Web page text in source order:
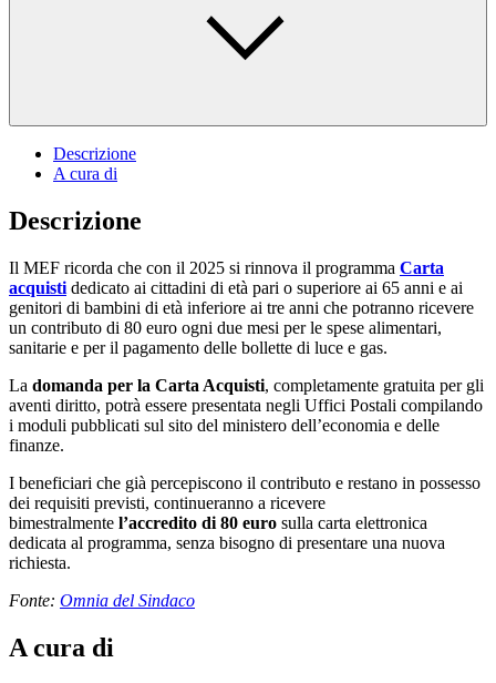
Descrizione
A cura di
Descrizione
Il MEF ricorda che con il 2025 si rinnova il programma Carta
acquisti dedicato ai cittadini di età pari o superiore ai 65 anni e ai
genitori di bambini di età inferiore ai tre anni che potranno ricevere
un contributo di 80 euro ogni due mesi per le spese alimentari,
sanitarie e per il pagamento delle bollette di luce e gas.
La domanda per la Carta Acquisti, completamente gratuita per gli
aventi diritto, potrà essere presentata negli Uffici Postali compilando
i moduli pubblicati sul sito del ministero dell’economia e delle
finanze.
I beneficiari che già percepiscono il contributo e restano in possesso
dei requisiti previsti, continueranno a ricevere
bimestralmente l’accredito di 80 euro sulla carta elettronica
dedicata al programma, senza bisogno di presentare una nuova
richiesta.
Fonte: Omnia del Sindaco
A cura di